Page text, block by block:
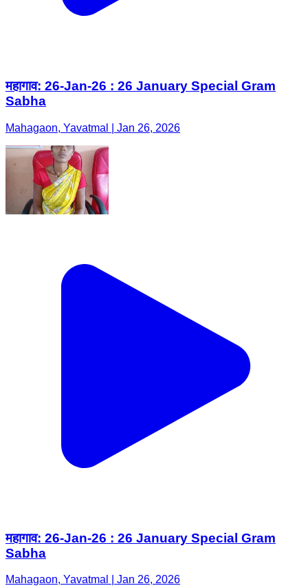
महागाव: 26-Jan-26 : 26 January Special Gram
Sabha
Mahagaon, Yavatmal | Jan 26, 2026
महागाव: 26-Jan-26 : 26 January Special Gram
Sabha
Mahagaon, Yavatmal | Jan 26, 2026